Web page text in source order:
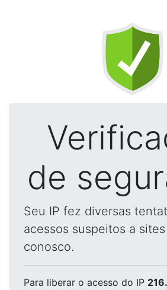
de
Seu IP fez diversas
acessos suspeitos a
conosco.
Para liberar o acesso do IP